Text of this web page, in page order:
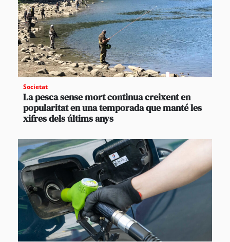
Societat
La pesca sense mort continua creixent en
popularitat en una temporada que manté les
xifres dels últims anys